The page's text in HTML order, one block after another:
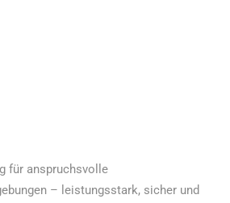
für anspruchsvolle
– leistungsstark, sicher und